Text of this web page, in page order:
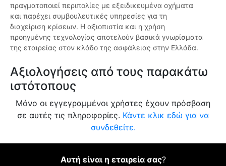
πραγματοποιεί περιπολίες με εξειδικευμένα οχήματα
και παρέχει συμβουλευτικές υπηρεσίες για τη
διαχείριση κρίσεων. Η αξιοπιστία και η χρήση
προηγμένης τεχνολογίας αποτελούν βασικά γνωρίσματα
της εταιρείας στον κλάδο της ασφάλειας στην Ελλάδα.
Αξιολογήσεις από τους παρακάτω
ιστότοπους
Μόνο οι εγγεγραμμένοι χρήστες έχουν πρόσβαση
σε αυτές τις πληροφορίες. Κάντε κλικ εδώ για να
συνδεθείτε.
Αυτή είναι η εταιρεία σας?